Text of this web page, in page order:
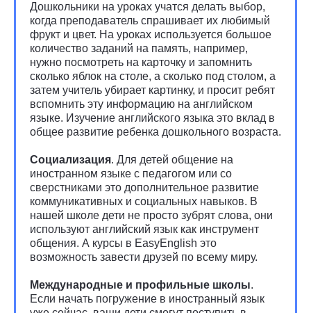
Дошкольники на уроках учатся делать выбор,
когда преподаватель спрашивает их любимый
фрукт и цвет. На уроках используется большое
количество заданий на память, например,
нужно посмотреть на карточку и запомнить
сколько яблок на столе, а сколько под столом, а
затем учитель убирает картинку, и просит ребят
вспомнить эту информацию на английском
языке. Изучение английского языка это вклад в
общее развитие ребенка дошкольного возраста.
Социализация. Для детей общение на
иностранном языке с педагогом или со
сверстниками это дополнительное развитие
коммуникативных и социальных навыков. В
нашей школе дети не просто зубрят слова, они
используют английский язык как инструмент
общения. А курсы в EasyEnglish это
возможность завести друзей по всему миру.
Международные и профильные школы.
Если начать погружение в иностранный язык